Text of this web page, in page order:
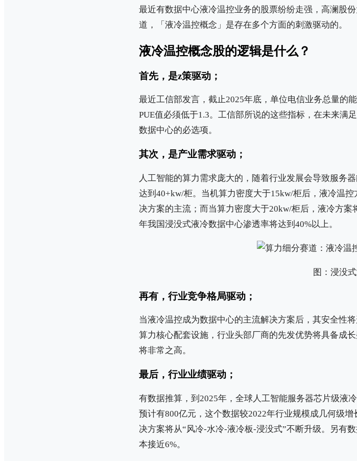
最近有数据中心液冷温控业务的股票纷纷走强，高澜股
道，「液冷温控概念」是存在多个方面的刺激驱动的。
液冷温控概念股的逻辑是什么？
首先，是z策驱动；
最近工信部发言，截止2025年底，单位电信业务总量的
PUE值必须低于1.3。工信部所说的这些指标，在未来满
数据中心的必选项。
其次，是产业需求驱动；
人工智能的算力需求庞大的，随着行业发展会导致服务
达到40+kw/柜。当机算力密度大于15kw/柜后，液冷温
决方案的主流；而当算力密度大于20kw/柜后，液冷方
年我国浸没式液冷数据中心渗透率将达到40%以上。
图：浸没
再有，行业竞争格局驱动；
当液冷温控成为数据中心的主流解决方案后，其安全性
算力核心配套设施，行业头部厂商的先发优势将具备成
将非常之高。
最后，行业业绩驱动；
有数据推算，到2025年，全球人工智能服务器芯片级液
预计有800亿元，这个数据较2022年行业规模成几何级
决方案将从“风冷-水冷-液冷板-浸没式”不断升级。另有
本接近6%。